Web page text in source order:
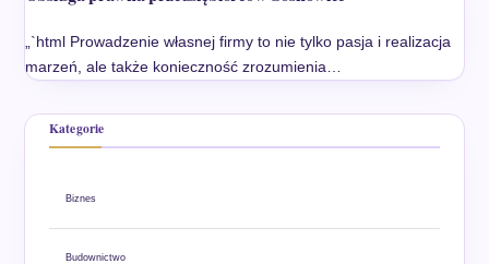
„`html Prowadzenie własnej firmy to nie tylko pasja i realizacja
marzeń, ale także konieczność zrozumienia…
Kategorie
Biznes
Budownictwo